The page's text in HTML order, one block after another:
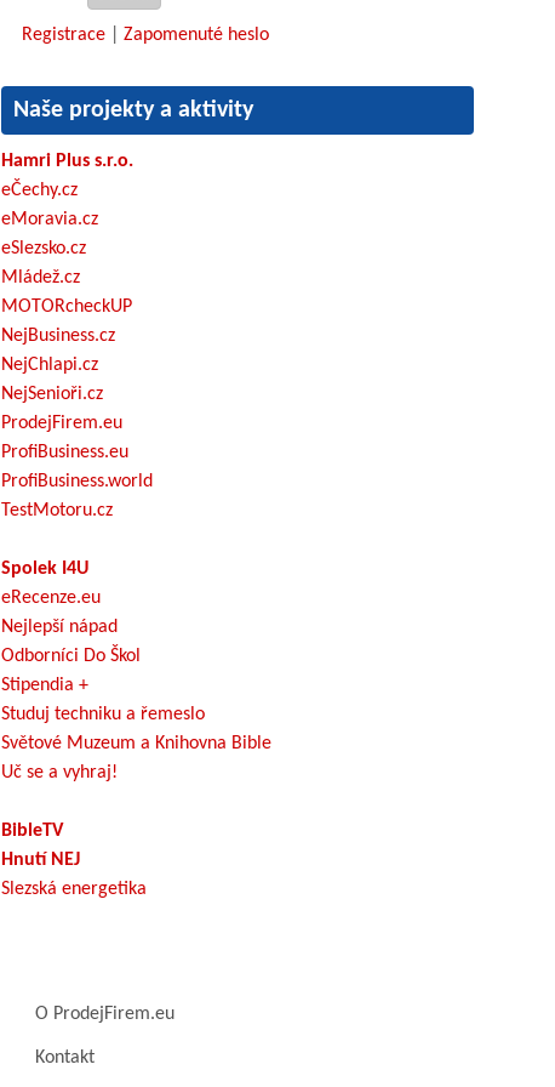
Registrace Zapomenuté heslo
Naše projekty a aktivity
Hamri Plus s.r.o.
eČechy.cz
eMoravia.cz
eSlezsko.cz
Mládež.cz
MOTORcheckUP
NejBusiness.cz
NejChlapi.cz
NejSenioři.cz
ProdejFirem.eu
ProfiBusiness.eu
ProfiBusiness.world
TestMotoru.cz
Spolek I4U
eRecenze.eu
Nejlepší nápad
Odborníci Do Škol
Stipendia +
Studuj techniku a řemeslo
Světové Muzeum a Knihovna Bible
Uč se a vyhraj!
BibleTV
Hnutí NEJ
Slezská energetika
O ProdejFirem.eu
Kontakt